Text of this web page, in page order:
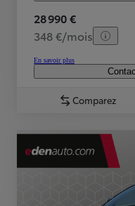
28 990 €
348 €/mois
En savoir plus
Comparez